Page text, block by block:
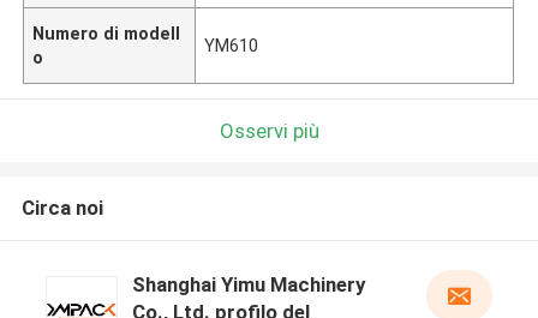
Numero di modell
o
YM610
Osservi più
Circa noi
Shanghai Yimu Machinery
Co., Ltd. profilo del